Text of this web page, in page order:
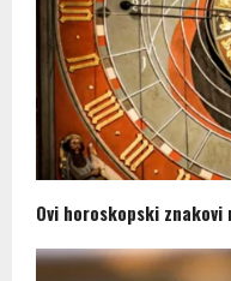
Ovi horoskopski